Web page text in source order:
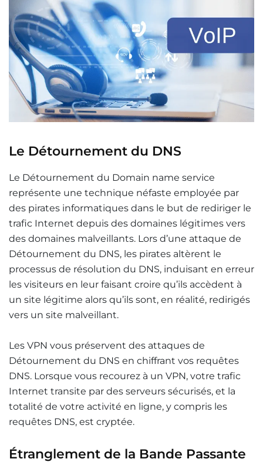
Le Détournement du DNS
Le Détournement du Domain name service
représente une technique néfaste employée par
des pirates informatiques dans le but de rediriger le
trafic Internet depuis des domaines légitimes vers
des domaines malveillants. Lors d’une attaque de
Détournement du DNS, les pirates altèrent le
processus de résolution du DNS, induisant en erreur
les visiteurs en leur faisant croire qu’ils accèdent à
un site légitime alors qu’ils sont, en réalité, redirigés
vers un site malveillant.
Les VPN vous préservent des attaques de
Détournement du DNS en chiffrant vos requêtes
DNS. Lorsque vous recourez à un VPN, votre trafic
Internet transite par des serveurs sécurisés, et la
totalité de votre activité en ligne, y compris les
requêtes DNS, est cryptée.
Étranglement de la Bande Passante